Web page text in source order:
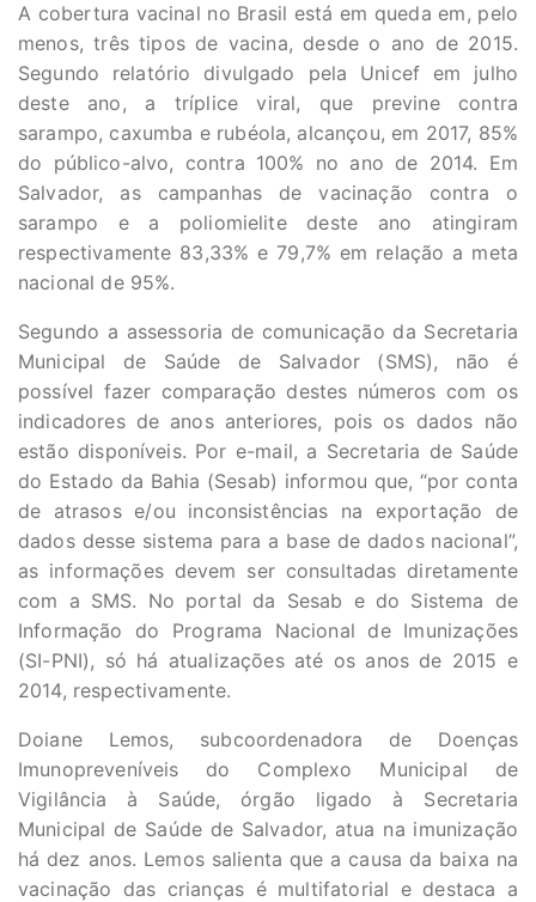
A cobertura vacinal no Brasil está em queda em, pelo
menos, três tipos de vacina, desde o ano de 2015.
Segundo relatório divulgado pela Unicef em julho
deste ano, a tríplice viral, que previne contra
sarampo, caxumba e rubéola, alcançou, em 2017, 85%
do público-alvo, contra 100% no ano de 2014. Em
Salvador, as campanhas de vacinação contra o
sarampo e a poliomielite deste ano atingiram
respectivamente 83,33% e 79,7% em relação a meta
nacional de 95%.
Segundo a assessoria de comunicação da Secretaria
Municipal de Saúde de Salvador (SMS), não é
possível fazer comparação destes números com os
indicadores de anos anteriores, pois os dados não
estão disponíveis. Por e-mail, a Secretaria de Saúde
do Estado da Bahia (Sesab) informou que, “por conta
de atrasos e/ou inconsistências na exportação de
dados desse sistema para a base de dados nacional”,
as informações devem ser consultadas diretamente
com a SMS. No portal da Sesab e do Sistema de
Informação do Programa Nacional de Imunizações
(SI-PNI), só há atualizações até os anos de 2015 e
2014, respectivamente.
Doiane Lemos, subcoordenadora de Doenças
Imunopreveníveis do Complexo Municipal de
Vigilância à Saúde, órgão ligado à Secretaria
Municipal de Saúde de Salvador, atua na imunização
há dez anos. Lemos salienta que a causa da baixa na
vacinação das crianças é multifatorial e destaca a